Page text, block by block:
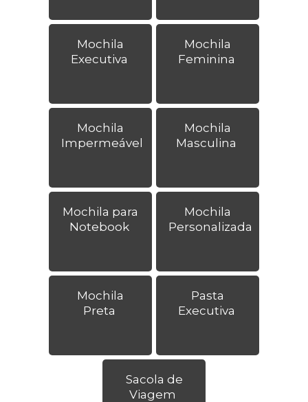
Mochila
Executiva
Mochila
Feminina
Mochila
Impermeável
Mochila
Masculina
Mochila para
Notebook
Mochila
Personalizada
Mochila
Preta
Pasta
Executiva
Sacola de
Viagem